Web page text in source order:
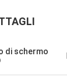
di schermo